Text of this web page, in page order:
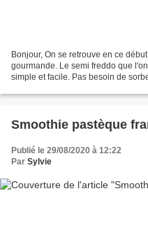
Bonjour, On se retrouve en ce
gourmande. Le semi freddo que
simple et facile. Pas besoin de
Smoothie pastèque
Publié le 29/08/2020 à 12:22
Par Sylvie